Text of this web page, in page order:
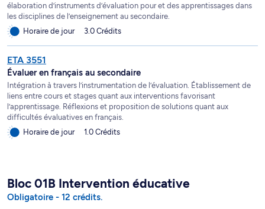
élaboration d’instruments d’évaluation pour et des apprentissages dans
les disciplines de l’enseignement au secondaire.
Horaire de jour
3.0 Crédits
ETA 3551
Évaluer en français au secondaire
Intégration à travers l’instrumentation de l’évaluation. Établissement de
liens entre cours et stages quant aux interventions favorisant
l’apprentissage. Réflexions et proposition de solutions quant aux
difficultés évaluatives en français.
Horaire de jour
1.0 Crédits
Bloc 01B Intervention éducative
Obligatoire - 12 crédits.